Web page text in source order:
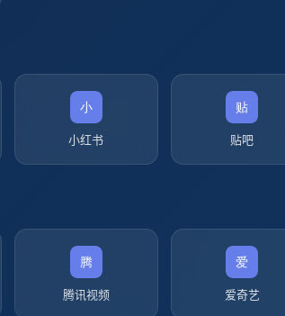
小红书 贴吧
腾讯视频 爱奇艺